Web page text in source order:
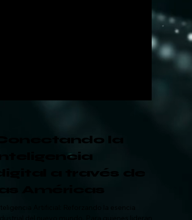
Conectando la
inteligencia